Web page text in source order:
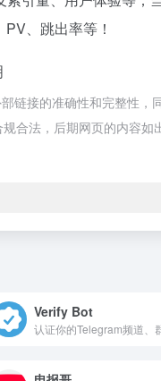
、跳出率等！
接的准确性和完整性
合法，后期网页的内容
Verify Bot
认证你的Telegram频道、